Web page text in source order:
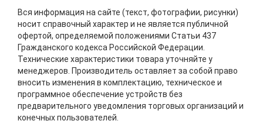
Вся информация на сайте (текст, фотографии, рисунки)
носит справочный характер и не является публичной
офертой, определяемой положениями Статьи 437
Гражданского кодекса Российской Федерации.
Технические характеристики товара уточняйте у
менеджеров. Производитель оставляет за собой право
вносить изменения в комплектацию, техническое и
программное обеспечение устройств без
предварительного уведомления торговых организаций и
конечных пользователей.